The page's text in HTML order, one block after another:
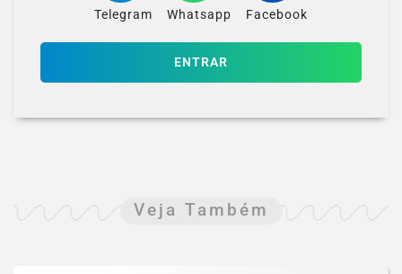
Telegram Whatsapp Facebook
ENTRAR
Veja Também